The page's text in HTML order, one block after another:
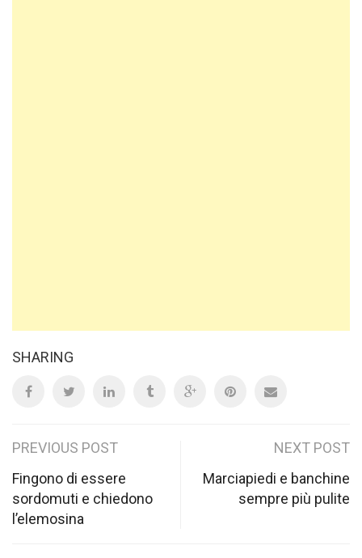
SHARING
Post
navigation
PREVIOUS POST
Fingono di essere
sordomuti e chiedono
l’elemosina
NEXT POST
Marciapiedi e banchine
sempre più pulite